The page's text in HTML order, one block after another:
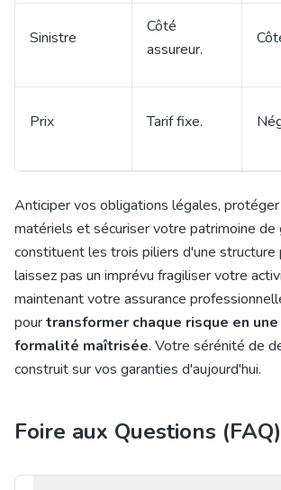
Sinistre
Côté
assureur.
Prix Tarif fixe.
Anticiper vos obligations légales,
matériels et sécuriser votre patrimoine de
constituent les trois piliers d'une structure
laissez pas un imprévu fragiliser votre
maintenant votre assurance
pourtransformer chaque risque en
formalité maîtrisée. Votre sérénité de
construit sur vos garanties d'aujourd'hui.
Foire aux Questions (FAQ)